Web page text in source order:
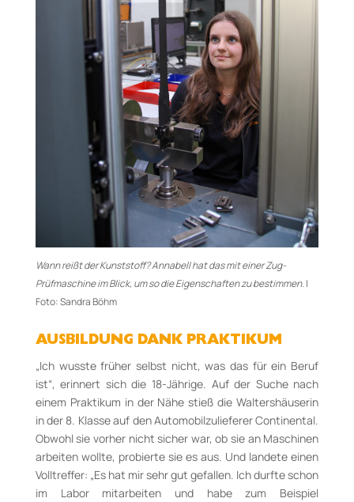
Wann reißt der Kunststoff? Annabell hat das mit einer Zug-
Prüfmaschine im Blick, um so die Eigenschaften zu bestimmen.|
Foto: Sandra Böhm
AUSBILDUNG DANK PRAKTIKUM
„Ich wusste früher selbst nicht, was das für ein Beruf
ist“, erinnert sich die 18-Jährige. Auf der Suche nach
einem Praktikum in der Nähe stieß die Waltershäuserin
in der 8. Klasse auf den Automobilzulieferer Continental.
Obwohl sie vorher nicht sicher war, ob sie an Maschinen
arbeiten wollte, probierte sie es aus. Und landete einen
Volltreffer: „Es hat mir sehr gut gefallen. Ich durfte schon
im Labor mitarbeiten und habe zum Beispiel